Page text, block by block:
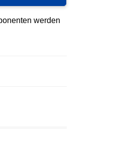
werden